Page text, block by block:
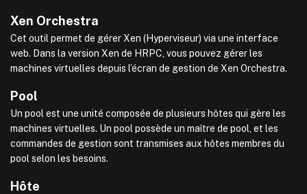
Xen Orchestra
Cet outil permet de gérer Xen (Hyperviseur) via une interface
web. Dans la version Xen de HRPC, vous pouvez gérer les
machines virtuelles depuis l’écran de gestion de Xen Orchestra.
Pool
Un pool est une unité composée de plusieurs hôtes qui gère les
machines virtuelles. Un pool possède un maître de pool, et les
commandes de gestion sont transmises aux hôtes membres du
pool selon les besoins.
Hôte